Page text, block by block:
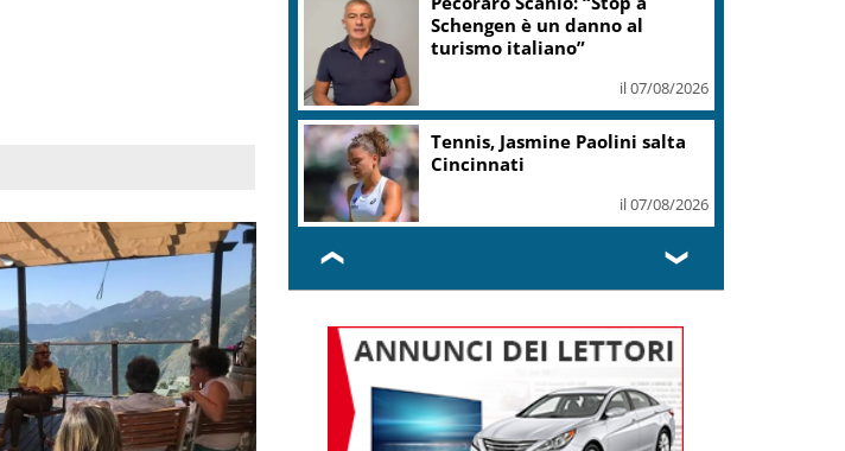
Schengen è un danno al
turismo italiano”
il 07/08/2026
Tennis, Jasmine Paolini salta
Cincinnati
il 07/08/2026
❮ ❯